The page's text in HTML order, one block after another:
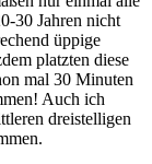
30 Jahren nicht
üppige
platzten diese
mal 30 Minuten
Auch ich
dreistelligen